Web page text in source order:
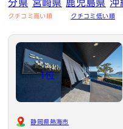
分県 宮崎県 鹿児島県 沖
クチコミ高い順 クチコミ低い順
1位
静岡県熱海市